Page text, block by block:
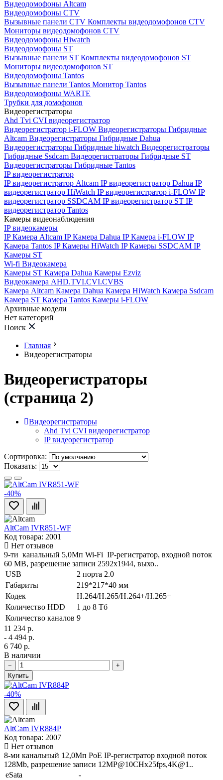
Видеодомофоны Altcam
Видеодомофоны CTV
Вызывные панели CTV Комплекты видеодомофонов CTV
Мониторы видеодомофонов CTV
Видеодомофоны Hiwatch
Видеодомофоны ST
Вызывные панели ST Комплекты видеодомофонов ST
Мониторы видеодомофонов ST
Видеодомофоны Tantos
Вызывные панели Tantos Монитор Tantos
Видеодомофоны WARTE
Трубки для домофонов
Видеорегистраторы
Ahd Tvi CVI видеорегистратор
Видеорегистратор i-FLOW Видеорегистраторы Гибридные
Altcam Видеорегистраторы Гибридные Dahua
Видеорегистраторы Гибридные hiwatch Видеорегистраторы
Гибридные Ssdcam Видеорегистраторы Гибридные ST
Видеорегистраторы Гибридные Tantos
IP видеорегистратор
IP видеорегистратор Altcam IP видеорегистратор Dahua IP
видеорегистратор HiWatch IP видеорегистратор i-FLOW IP
видеорегистратор SSDCAM IP видеорегистратор ST IP
видеорегистратор Tantos
Камеры видеонаблюдения
IP видеокамеры
IP Камера Altcam IP Камера Dahua IP Камера i-FLOW IP
Камера Tantos IP Камеры HiWatch IP Камеры SSDCAM IP
Камеры ST
Wi-fi Видеокамера
Камеры ST Камера Dahua Камеры Ezviz
Видеокамера AHD.TVI.CVI.CVBS
Камера Altcam Камера Dahua Камера HiWatch Камера Ssdcam
Камера ST Камера Tantos Камеры i-FLOW
Архивные модели
Нет категорий
Поиск
Главная
Видеорегистраторы
Видеорегистраторы
(страница 2)
Видеорегистраторы
Ahd Tvi CVI видеорегистратор
IP видеорегистратор
Сортировка:
Показать:
-40%
AltCam IVR851-WF
Код товара: 2001
Нет отзывов
9-ти канальный 5,0Мп Wi-Fi IP-регистратор, входной поток
60 MB, разрешение записи 2592х1944, выхо..
USB
2 порта 2.0
Габариты
219*217*40 мм
Кодек
H.264/H.265/H.264+/H.265+
Количество HDD
1 до 8 Тб
Количество каналов 9
11 234 р.
- 4 494 р.
6 740 р.
В наличии
−
+
Купить
-40%
AltCam IVR884P
Код товара: 2007
Нет отзывов
8-ми канальный 12,0Мп PoE IP-регистратор входной поток
128Mb, разрешение записи 12MP@10CHx25fps,4K@1..
eSata
-